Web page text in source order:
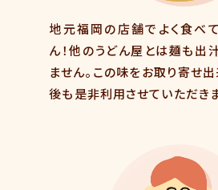
地元福岡の店舗でよく食べ
ん！他のうどん屋とは麺も出
ません。この味をお取り寄せ
後も是非利用させていただきま